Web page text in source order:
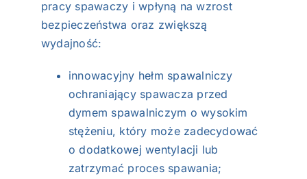
pracy spawaczy i wpłyną na wzrost
bezpieczeństwa oraz zwiększą
wydajność:
innowacyjny hełm spawalniczy
ochraniający spawacza przed
dymem spawalniczym o wysokim
stężeniu, który może zadecydować
o dodatkowej wentylacji lub
zatrzymać proces spawania;